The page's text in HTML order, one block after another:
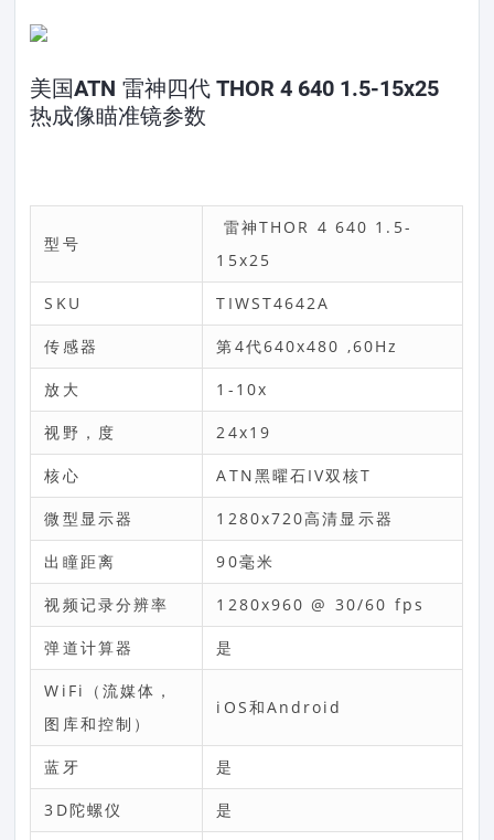
美国ATN 雷神四代 THOR 4 640 1.5-15x25
热成像瞄准镜参数
型号
雷神THOR 4 640 1.5-
15x25
SKU TIWST4642A
传感器 第4代640x480 ,60Hz
放大 1-10x
视野，度 24x19
核心 ATN黑曜石IV双核T
微型显示器 1280x720高清显示器
出瞳距离 90毫米
视频记录分辨率 1280x960 @ 30/60 fps
弹道计算器 是
WiFi（流媒体，
图库和控制）
iOS和Android
蓝牙 是
3D陀螺仪 是